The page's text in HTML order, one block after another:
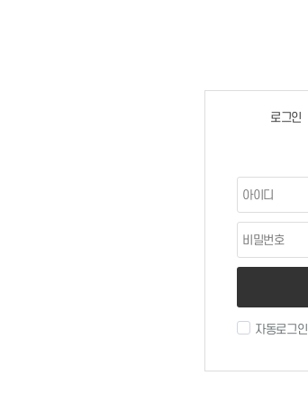
로그인
자동로그인